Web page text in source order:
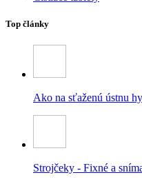
Top články
Ako na sťaženú ústnu
Strojčeky - Fixné a